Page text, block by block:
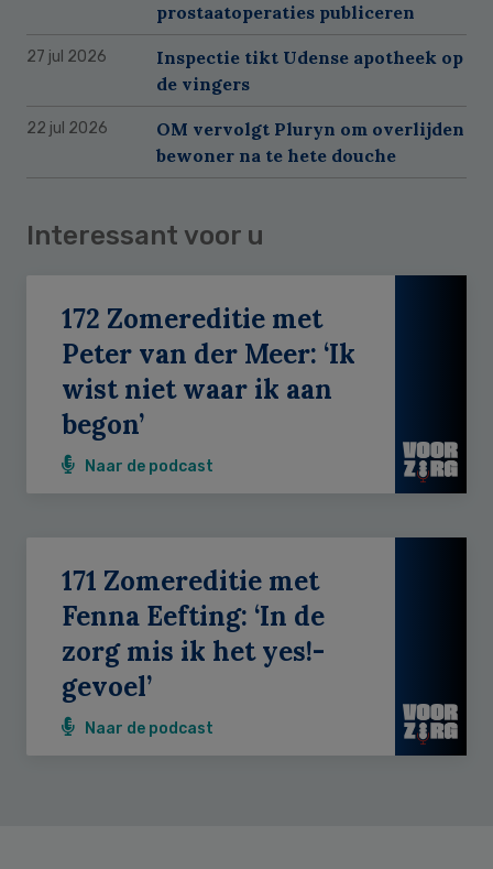
prostaatoperaties publiceren
27 jul 2026
Inspectie tikt Udense apotheek op
de vingers
22 jul 2026
OM vervolgt Pluryn om overlijden
bewoner na te hete douche
Interessant voor u
172 Zomereditie met
Peter van der Meer: ‘Ik
wist niet waar ik aan
begon’
Naar de podcast
171 Zomereditie met
Fenna Eefting: ‘In de
zorg mis ik het yes!-
gevoel’
Naar de podcast